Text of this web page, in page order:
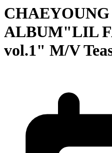
ALBUM"LIL
vol.1" M/V